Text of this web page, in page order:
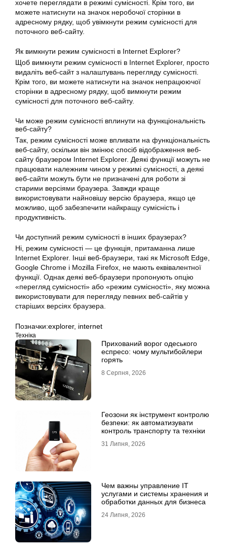
хочете переглядати в режимі сумісності. Крім того, ви
можете натиснути на значок неробочої сторінки в
адресному рядку, щоб увімкнути режим сумісності для
поточного веб-сайту.
Як вимкнути режим сумісності в Internet Explorer?
Щоб вимкнути режим сумісності в Internet Explorer, просто
видаліть веб-сайт з налаштувань перегляду сумісності.
Крім того, ви можете натиснути на значок непрацюючої
сторінки в адресному рядку, щоб вимкнути режим
сумісності для поточного веб-сайту.
Чи може режим сумісності вплинути на функціональність
веб-сайту?
Так, режим сумісності може впливати на функціональність
веб-сайту, оскільки він змінює спосіб відображення веб-
сайту браузером Internet Explorer. Деякі функції можуть не
працювати належним чином у режимі сумісності, а деякі
веб-сайти можуть бути не призначені для роботи зі
старими версіями браузера. Завжди краще
використовувати найновішу версію браузера, якщо це
можливо, щоб забезпечити найкращу сумісність і
продуктивність.
Чи доступний режим сумісності в інших браузерах?
Ні, режим сумісності — це функція, притаманна лише
Internet Explorer. Інші веб-браузери, такі як Microsoft Edge,
Google Chrome і Mozilla Firefox, не мають еквівалентної
функції. Однак деякі веб-браузери пропонують опцію
«перегляд сумісності» або «режим сумісності», яку можна
використовувати для перегляду певних веб-сайтів у
старіших версіях браузера.
Позначки:explorer, internet
Техніка
Прихований ворог одеського
еспресо: чому мультибойлери
горять
8 Серпня, 2026
Геозони як інструмент контролю
безпеки: як автоматизувати
контроль транспорту та техніки
31 Липня, 2026
Чем важны управление IT
услугами и системы хранения и
обработки данных для бизнеса
24 Липня, 2026